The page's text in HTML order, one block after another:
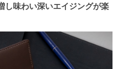
し味わい深いエイジングが楽